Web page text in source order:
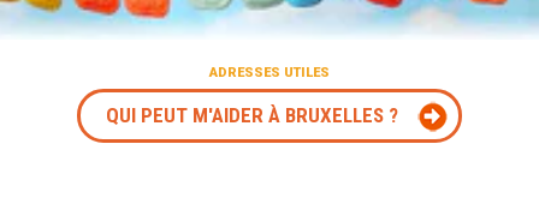
ADRESSES UTILES
QUI PEUT M'AIDER À BRUXELLES ?